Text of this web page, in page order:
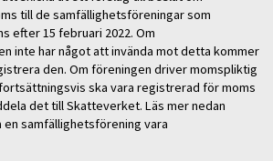
till de samfällighetsföreningar som
efter 15 februari 2022. Om
inte har något att invända mot detta kommer
den. Om föreningen driver momspliktig
ska vara registrerad för moms
det till Skatteverket. Läs mer nedan
en samfällighetsförening vara